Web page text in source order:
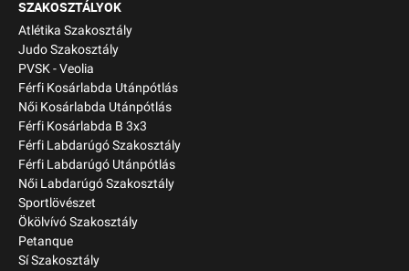
SZAKOSZTÁLYOK
Atlétika Szakosztály
Judo Szakosztály
PVSK - Veolia
Férfi Kosárlabda Utánpótlás
Női Kosárlabda Utánpótlás
Férfi Kosárlabda B 3x3
Férfi Labdarúgó Szakosztály
Férfi Labdarúgó Utánpótlás
Női Labdarúgó Szakosztály
Sportlövészet
Ökölvívó Szakosztály
Petanque
Sí Szakosztály